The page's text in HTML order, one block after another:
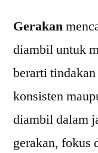
Gerakan
diambil untuk
berarti
konsisten
diambil dalam
gerakan, fokus